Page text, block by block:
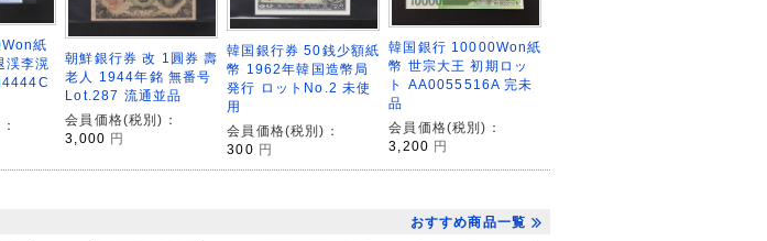
紙
渓李滉
朝鮮銀行券 改 1圓券 壽
老人 1944年銘 無番号
Lot.287 流通並品
会員価格(税別)：
3,000 円
韓国銀行券 50銭少額紙
幣 1962年韓国造幣局
発行 ロットNo.2 未使
用
会員価格(税別)：
300 円
韓国銀行 10000Won紙
幣 世宗大王 初期ロッ
ト AA0055516A 完未
品
会員価格(税別)：
3,200 円
おすすめ商品一覧